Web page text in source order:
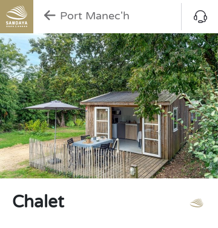
Port Manec'h
Chalet